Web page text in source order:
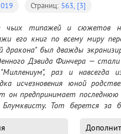
Страниц: 563, [3]
типажей и сюжетов
его книг по всему миру
был дважды
Дэвида Финчера —
раз и навсегда
исчезновения юной
он предпринимает
Тот берется за
Как связано давнее